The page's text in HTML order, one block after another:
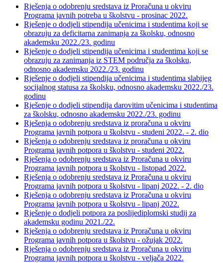
Rješenja o odobrenju sredstava iz Proračuna u okviru
Programa javnih potreba u školstvu - prosinac 2022.
Rješenje o dodjeli stipendija učenicima i studentima koji se
obrazuju za deficitarna zanimanja za školsku, odnosno
akademsku 2022./23. godinu
Rješenje o dodjeli stipendija učenicima i studentima koji se
obrazuju za zanimanja iz STEM područja za školsku,
odnosno akademsku 2022./23. godinu
Rješenje o dodjeli stipendija učenicima i studentima slabijeg
socijalnog statusa za školsku, odnosno akademsku 2022./23.
godinu
Rješenje o dodjeli stipendija darovitim učenicima i studentima
za školsku, odnosno akademsku 2022./23. godinu
Rješenja o odobrenju sredstava iz proračuna u okviru
Programa javnih potpora u školstvu - studeni 2022. - 2. dio
Rješenja o odobrenju sredstava iz proračuna u okviru
Programa javnih potpora u školstvu - studeni 2022.
Rješenja o odobrenju sredstava iz Proračuna u okviru
Programa javnih potpora u školstvu - listopad 2022.
Rješenja o odobrenju sredstava iz Proračuna u okviru
Programa javnih potpora u školstvu - lipanj 2022. - 2. dio
Rješenja o odobrenju sredstava iz Proračuna u okviru
Programa javnih potpora u školstvu - lipanj 2022.
Rješenje o dodjeli potpora za poslijediplomski studij za
akademsku godinu 2021./22.
Rješenja o odobrenju sredstava iz Proračuna u okviru
Programa javnih potpora u školstvu - ožujak 2022.
Rješenja o odobrenju sredstava iz Proračuna u okviru
Programa javnih potpora u školstvu - veljača 2022.